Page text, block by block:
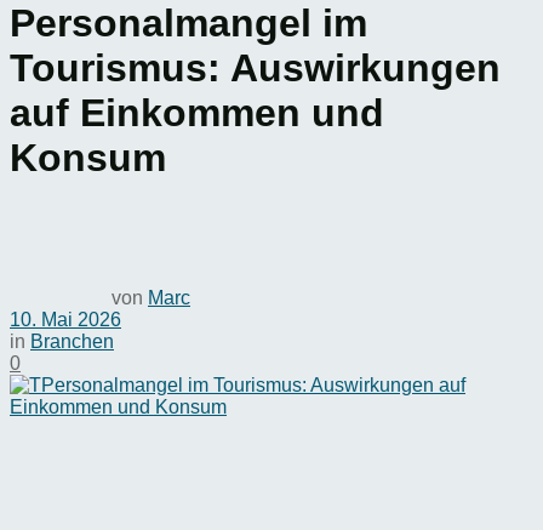
Personalmangel im
Tourismus: Auswirkungen
auf Einkommen und
Konsum
von Marc
10. Mai 2026
in Branchen
0